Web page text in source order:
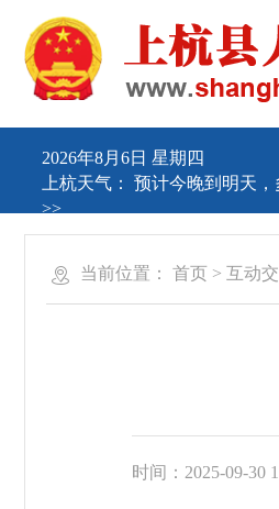
2026年8月6日 星期四
上杭天气： 预计今晚到明天
>>
当前位置： 首页 > 互动
时间：2025-09-30